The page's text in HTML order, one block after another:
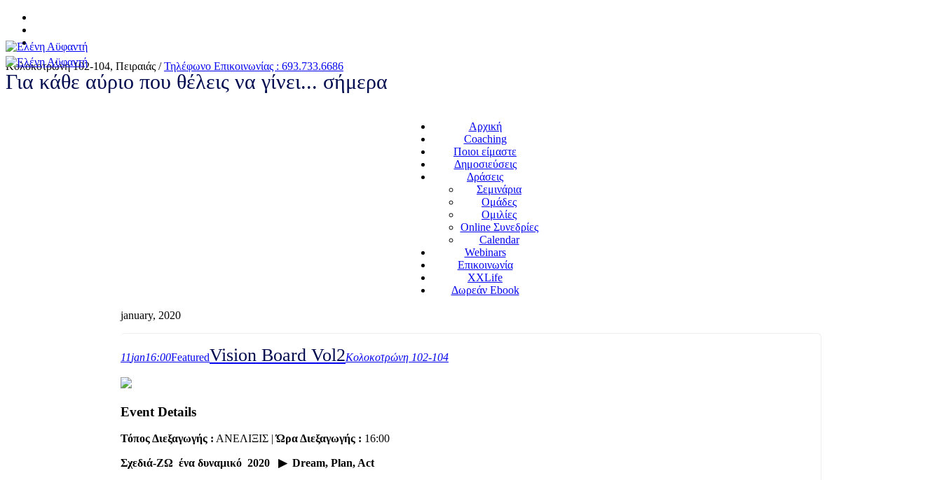
Κολοκοτρώνη 102-104, Πειραιάς /Τηλέφωνο Επικοινωνίας : 693.733.6686
Για κάθε αύριο που θέλεις να γίνει... σήμερα
Αρχική
Coaching
Ποιοι είμαστε
Δημοσιεύσεις
Δράσεις
Σεμινάρια
Ομάδες
Ομιλίες
Online Συνεδρίες
Calendar
Webinars
Επικοινωνία
XXLife
Δωρεάν Ebook
january, 2020
11jan16:00FeaturedVision Board Vol2Κολοκοτρώνη 102-104
Event Details
Τόπος Διεξαγωγής : ΑΝΕΛΙΞΙΣ |Ώρα Διεξαγωγής : 16:00
Σχεδιά-ΖΩ ένα δυναμικό 2020 ▶ Dream, Plan,Act